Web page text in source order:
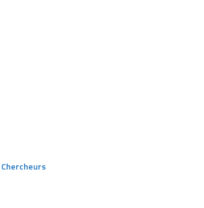
Chercheurs